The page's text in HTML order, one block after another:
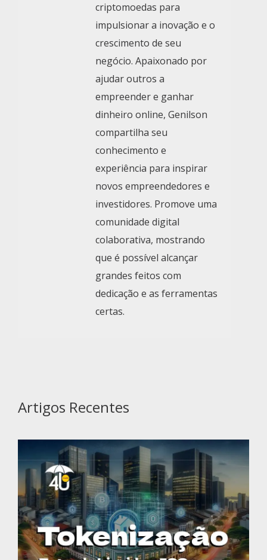
criptomoedas para
impulsionar a inovação e o
crescimento de seu
negócio. Apaixonado por
ajudar outros a
empreender e ganhar
dinheiro online, Genilson
compartilha seu
conhecimento e
experiência para inspirar
novos empreendedores e
investidores. Promove uma
comunidade digital
colaborativa, mostrando
que é possível alcançar
grandes feitos com
dedicação e as ferramentas
certas.
Artigos Recentes